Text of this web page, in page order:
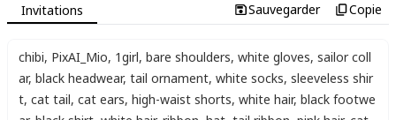
Invitations Sauvegarder Copie
chibi, PixAI_Mio, 1girl, bare shoulders, white gloves, sailor coll
ar, black headwear, tail ornament, white socks, sleeveless shir
t, cat tail, cat ears, high-waist shorts, white hair, black footwe